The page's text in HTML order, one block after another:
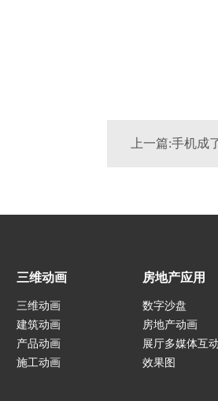
三维动画
三维动画
建筑动画
产品动画
施工动画
房地产应用
数字沙盘
房地产动画
展厅多媒体互动
效果图